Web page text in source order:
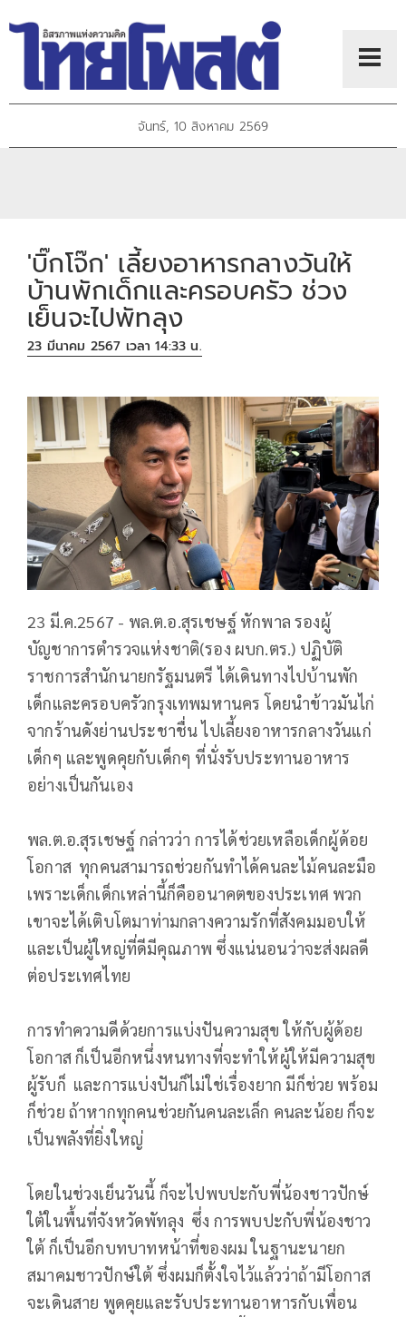
จันทร์, 10 สิงหาคม 2569
'บิ๊กโจ๊ก' เลี้ยงอาหารกลางวันให้
บ้านพักเด็กและครอบครัว ช่วง
เย็นจะไปพัทลุง
23 มีนาคม 2567 เวลา 14:33 น.
23 มี.ค.2567 - พล.ต.อ.สุรเชษฐ์ หักพาล รองผู้
บัญชาการตำรวจแห่งชาติ(รอง ผบก.ตร.) ปฏิบัติ
ราชการสำนักนายกรัฐมนตรี ได้เดินทางไปบ้านพัก
เด็กและครอบครัวกรุงเทพมหานคร โดยนำข้าวมันไก่
จากร้านดังย่านประชาชื่น ไปเลี้ยงอาหารกลางวันแก่
เด็กๆ และพูดคุยกับเด็กๆ ที่นั่งรับประทานอาหาร
อย่างเป็นกันเอง
พล.ต.อ.สุรเชษฐ์ กล่าวว่า การได้ช่วยเหลือเด็กผู้ด้อย
โอกาส ทุกคนสามารถช่วยกันทำได้คนละไม้คนละมือ
เพราะเด็กเด็กเหล่านี้ก็คืออนาคตของประเทศ พวก
เขาจะได้เติบโตมาท่ามกลางความรักที่สังคมมอบให้
และเป็นผู้ใหญ่ที่ดีมีคุณภาพ ซึ่งแน่นอนว่าจะส่งผลดี
ต่อประเทศไทย
การทำความดีด้วยการแบ่งปันความสุข ให้กับผู้ด้อย
โอกาส ก็เป็นอีกหนึ่งหนทางที่จะทำให้ผู้ให้มีความสุข
ผู้รับก็ และการแบ่งปันก็ไม่ใช่เรื่องยาก มีก็ช่วย พร้อม
ก็ช่วย ถ้าหากทุกคนช่วยกันคนละเล็ก คนละน้อย ก็จะ
เป็นพลังที่ยิ่งใหญ่
โดยในช่วงเย็นวันนี้ ก็จะไปพบปะกับพี่น้องชาวปักษ์
ใต้ในพื้นที่จังหวัดพัทลุง ซึ่ง การพบปะกับพี่น้องชาว
ใต้ ก็เป็นอีกบทบาทหน้าที่ของผม ในฐานะนายก
สมาคมชาวปักษ์ใต้ ซึ่งผมก็ตั้งใจไว้แล้วว่าถ้ามีโอกาส
จะเดินสาย พูดคุยและรับประทานอาหารกับเพื่อน